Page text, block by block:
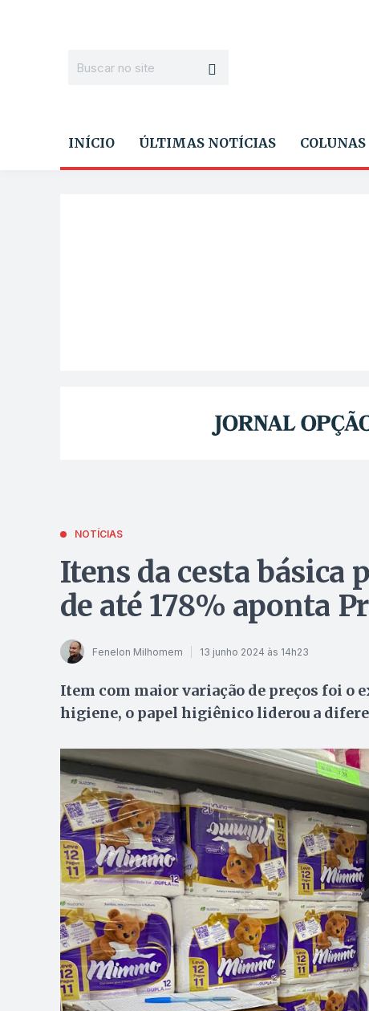
INÍCIO ÚLTIMAS NOTÍCIAS COLUNAS
NOTÍCIAS
Itens da cesta básica
de até 178% aponta
Fenelon Milhomem 13 junho 2024 às 14h23
Item com maior variação de preços foi o
higiene, o papel higiênico liderou a